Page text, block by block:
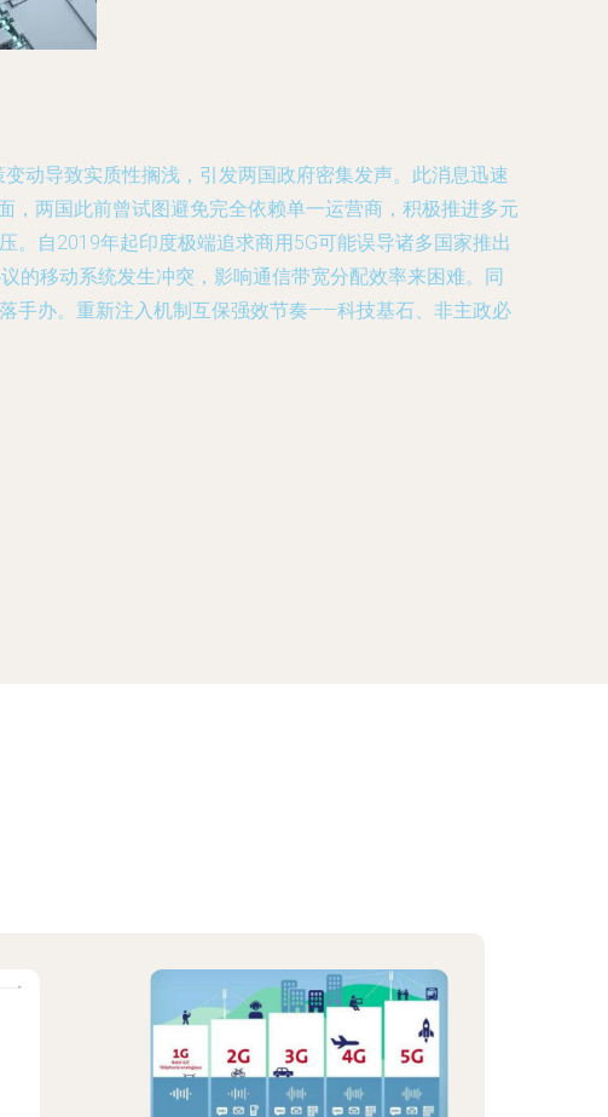
动导致实质性搁浅，引发两国政府密集发声。此消息迅速
，两国此前曾试图避免完全依赖单一运营商，积极推进多元
。自2019年起印度极端追求商用5G可能误导诸多国家推出
的移动系统发生冲突，影响通信带宽分配效率来困难。同
手办。重新注入机制互保强效节奏——科技基石、非主政必